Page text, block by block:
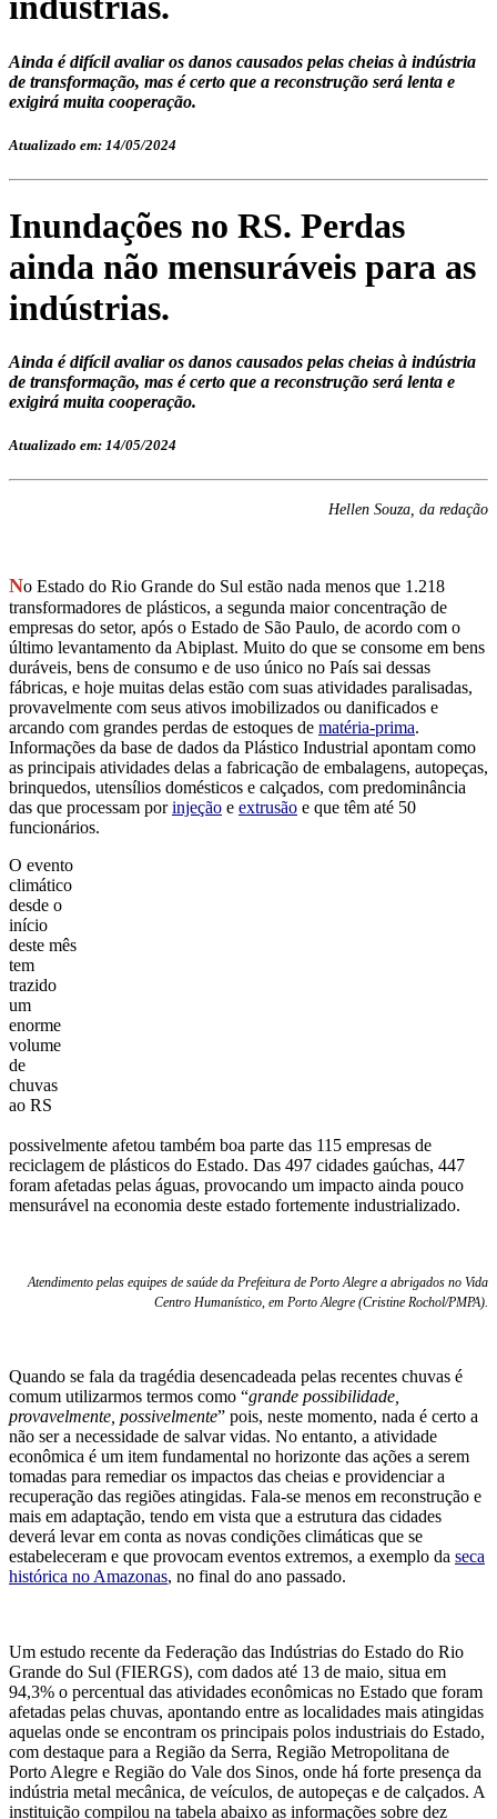
Ainda é difícil avaliar os danos causados pelas cheias à indústria
de transformação, mas é certo que a reconstrução será lenta e
exigirá muita cooperação.
Atualizado em: 14/05/2024
Inundações no RS. Perdas
ainda não mensuráveis para as
indústrias.
Ainda é difícil avaliar os danos causados pelas cheias à indústria
de transformação, mas é certo que a reconstrução será lenta e
exigirá muita cooperação.
Atualizado em: 14/05/2024
Hellen Souza, da redação
No Estado do Rio Grande do Sul estão nada menos que 1.218
transformadores de plásticos, a segunda maior concentração de
empresas do setor, após o Estado de São Paulo, de acordo com o
último levantamento da Abiplast. Muito do que se consome em bens
duráveis, bens de consumo e de uso único no País sai dessas
fábricas, e hoje muitas delas estão com suas atividades paralisadas,
provavelmente com seus ativos imobilizados ou danificados e
arcando com grandes perdas de estoques de matéria-prima.
Informações da base de dados da Plástico Industrial apontam como
as principais atividades delas a fabricação de embalagens, autopeças,
brinquedos, utensílios domésticos e calçados, com predominância
das que processam porinjeção e extrusão e que têm até 50
funcionários.
O evento
climático
desde o
início
deste mês
tem
trazido
um
enorme
volume
de
chuvas
ao RS
possivelmente afetou também boa parte das 115 empresas de
reciclagem de plásticos do Estado. Das 497 cidades gaúchas, 447
foram afetadas pelas águas, provocando um impacto ainda pouco
mensurável na economia deste estado fortemente industrializado.
Atendimento pelas equipes de saúde da Prefeitura de Porto Alegre a abrigados no Vida
Centro Humanístico, em Porto Alegre (Cristine Rochol/PMPA).
Quando se fala da tragédia desencadeada pelas recentes chuvas é
comum utilizarmos termos como “grande possibilidade,
provavelmente, possivelmente” pois, neste momento, nada é certo a
não ser a necessidade de salvar vidas. No entanto, a atividade
econômica é um item fundamental no horizonte das ações a serem
tomadas para remediar os impactos das cheias e providenciar a
recuperação das regiões atingidas. Fala-se menos em reconstrução e
mais em adaptação, tendo em vista que a estrutura das cidades
deverá levar em conta as novas condições climáticas que se
estabeleceram e que provocam eventos extremos, a exemplo da seca
histórica no Amazonas, no final do ano passado.
Um estudo recente da Federação das Indústrias do Estado do Rio
Grande do Sul (FIERGS), com dados até 13 de maio, situa em
94,3% o percentual das atividades econômicas no Estado que foram
afetadas pelas chuvas, apontando entre as localidades mais atingidas
aquelas onde se encontram os principais polos industriais do Estado,
com destaque para a Região da Serra, Região Metropolitana de
Porto Alegre e Região do Vale dos Sinos, onde há forte presença da
indústria metal mecânica, de veículos, de autopeças e de calçados. A
instituição compilou na tabela abaixo as informações sobre dez